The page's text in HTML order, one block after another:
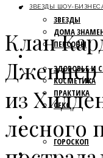
ПАПАРАЦЦИ
ЗВЕЗДЫ
ДОМА
ПЕРСОНЫ
ЗДОРОВЬЕ И
КОСМЕТИКА
ПРАКТИКА
СЕКС
НОВОСТИ
ГОРОСКОП
ЗВЕЗДЫ ШОУ-
Клан
Дженнер
из
лесного